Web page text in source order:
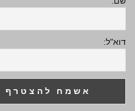
דוא"ל: